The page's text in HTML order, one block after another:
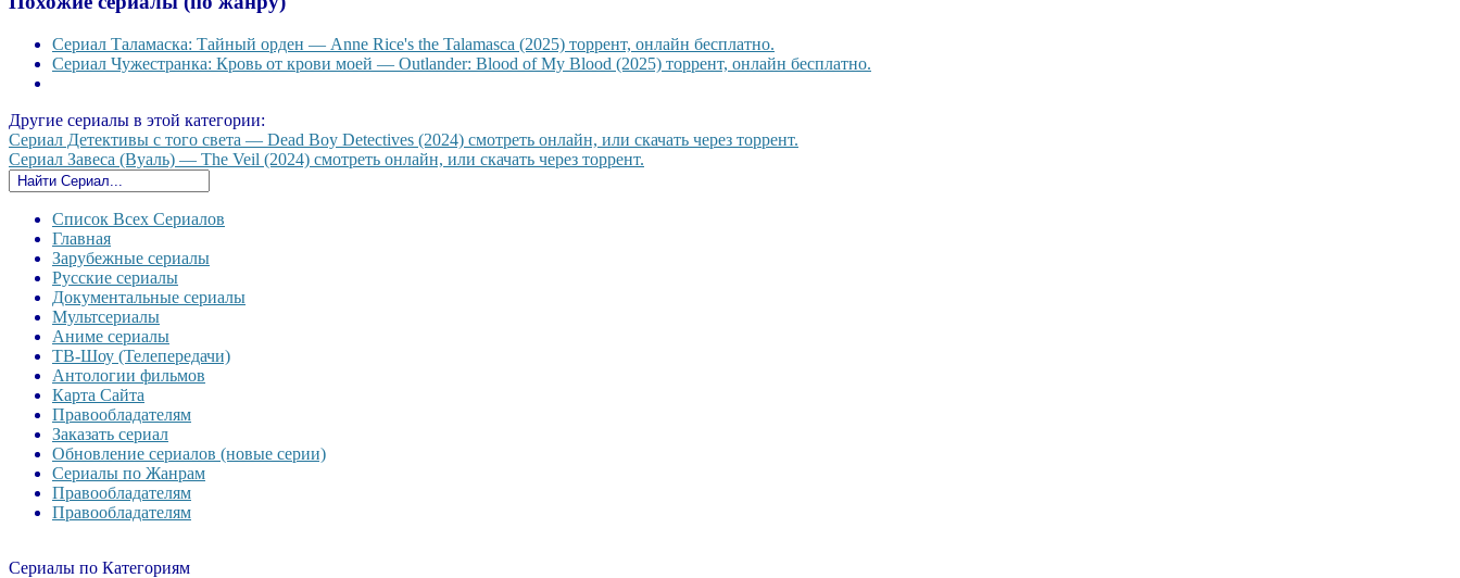
Сериал Таламаска: Тайный орден — Anne Rice's the Talamasca (2025) торрент, онлайн бесплатно.
Сериал Чужестранка: Кровь от крови моей — Outlander: Blood of My Blood (2025) торрент, онлайн бесплатно.
Другие сериалы в этой категории:
Сериал Детективы с того света — Dead Boy Detectives (2024) смотреть онлайн, или скачать через торрент.
Сериал Завеса (Вуаль) — The Veil (2024) смотреть онлайн, или скачать через торрент.
Список Всех Сериалов
Главная
Зарубежные сериалы
Русские сериалы
Документальные сериалы
Мультсериалы
Аниме сериалы
ТВ-Шоу (Телепередачи)
Антологии фильмов
Карта Сайта
Правообладателям
Заказать сериал
Обновление сериалов (новые серии)
Сериалы по Жанрам
Правообладателям
Правообладателям
Сериалы по Категориям